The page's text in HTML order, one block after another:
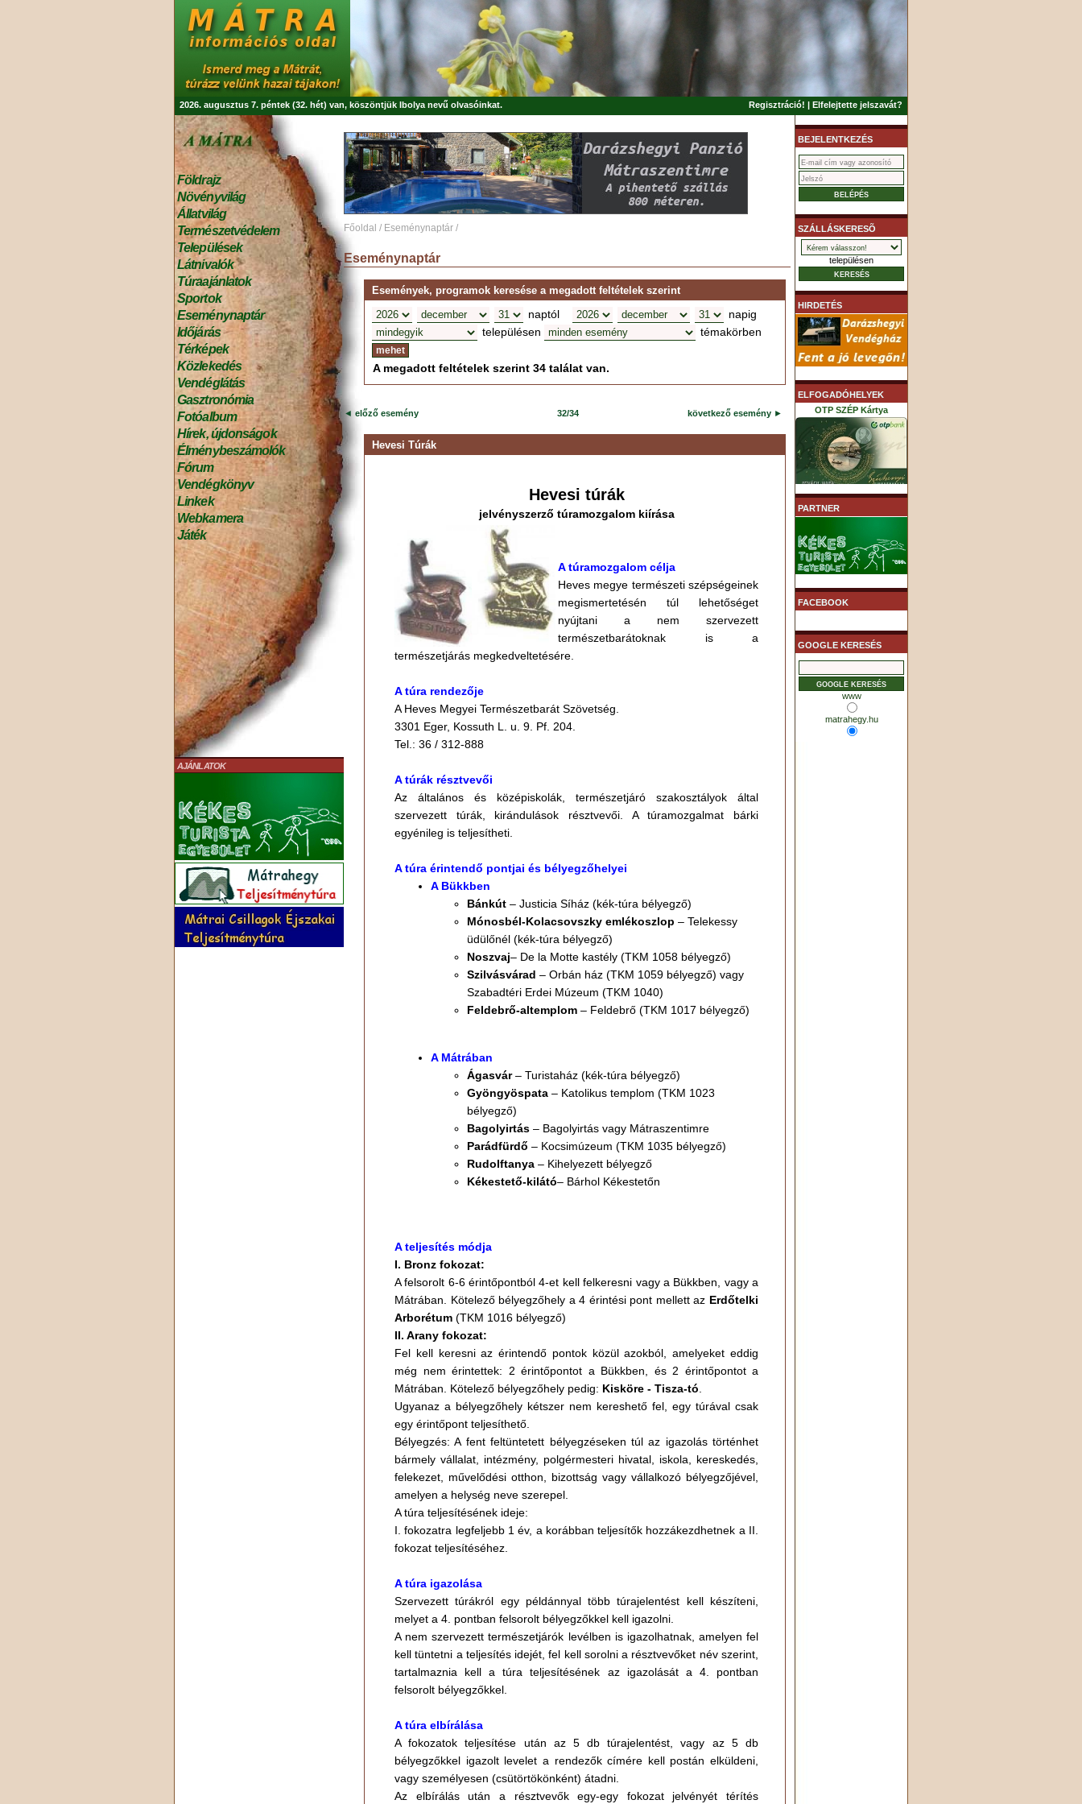
2026. augusztus 7. péntek (32. hét) van, köszöntjük Ibolya nevű olvasóinkat. Regisztráció! | Elfelejtette jelszavát?
Földrajz
Növényvilág
Állatvilág
Természetvédelem
Települések
Látnivalók
Túraajánlatok
Sportok
Eseménynaptár
Időjárás
Térképek
Közlekedés
Vendéglátás
Gasztronómia
Fotóalbum
Hírek, újdonságok
Élménybeszámolók
Fórum
Vendégkönyv
Linkek
Webkamera
Játék
AJÁNLATOK
Főoldal / Eseménynaptár /
Eseménynaptár
Események, programok keresése a megadott feltételek szerint
naptól
napig
településen
témakörben
A megadott feltételek szerint 34 találat van.
◄ előző esemény 32/34 következő esemény ►
Hevesi Túrák
Hevesi túrák
jelvényszerző túramozgalom kiírása
A túramozgalom célja
Heves megye természeti szépségeinek
megismertetésén túl lehetőséget
nyújtani a nem szervezett
természetbarátoknak is a
természetjárás megkedveltetésére.
A túra rendezője
A Heves Megyei Természetbarát Szövetség.
3301 Eger, Kossuth L. u. 9. Pf. 204.
Tel.: 36 / 312-888
A túrák résztvevői
Az általános és középiskolák, természetjáró szakosztályok által
szervezett túrák, kirándulások résztvevői. A túramozgalmat bárki
egyénileg is teljesítheti.
A túra érintendő pontjai és bélyegzőhelyei
A Bükkben
Bánkút – Justicia Síház (kék-túra bélyegző)
Mónosbél-Kolacsovszky emlékoszlop – Telekessy
üdülőnél (kék-túra bélyegző)
Noszvaj– De la Motte kastély (TKM 1058 bélyegző)
Szilvásvárad – Orbán ház (TKM 1059 bélyegző) vagy
Szabadtéri Erdei Múzeum (TKM 1040)
Feldebrő-altemplom – Feldebrő (TKM 1017 bélyegző)
A Mátrában
Ágasvár– Turistaház (kék-túra bélyegző)
Gyöngyöspata – Katolikus templom (TKM 1023
bélyegző)
Bagolyirtás – Bagolyirtás vagy Mátraszentimre
Parádfürdő – Kocsimúzeum (TKM 1035 bélyegző)
Rudolftanya – Kihelyezett bélyegző
Kékestető-kilátó– Bárhol Kékestetőn
A teljesítés módja
I. Bronz fokozat:
A felsorolt 6-6 érintőpontból 4-et kell felkeresni vagy a Bükkben, vagy a
Mátrában. Kötelező bélyegzőhely a 4 érintési pont mellett az Erdőtelki
Arborétum (TKM 1016 bélyegző)
II. Arany fokozat:
Fel kell keresni az érintendő pontok közül azokból, amelyeket eddig
még nem érintettek: 2 érintőpontot a Bükkben, és 2 érintőpontot a
Mátrában. Kötelező bélyegzőhely pedig: Kisköre - Tisza-tó
Ugyanaz a bélyegzőhely kétszer nem kereshető fel, egy túrával csak
egy érintőpont teljesíthető.
Bélyegzés: A fent feltüntetett bélyegzéseken túl az igazolás történhet
bármely vállalat, intézmény, polgérmesteri hivatal, iskola, kereskedés,
felekezet, művelődési otthon, bizottság vagy vállalkozó bélyegzőjével,
amelyen a helység neve szerepel.
A túra teljesítésének ideje:
I. fokozatra legfeljebb 1 év, a korábban teljesítők hozzákezdhetnek a II.
fokozat teljesítéséhez.
A túra igazolása
Szervezett túrákról egy példánnyal több túrajelentést kell készíteni,
melyet a 4. pontban felsorolt bélyegzőkkel kell igazolni.
A nem szervezett természetjárók levélben is igazolhatnak, amelyen fel
kell tüntetni a teljesítés idejét, fel kell sorolni a résztvevőket név szerint,
tartalmaznia kell a túra teljesítésének az igazolását a 4. pontban
felsorolt bélyegzőkkel.
A túra elbírálása
A fokozatok teljesítése után az 5 db túrajelentést, vagy az 5 db
bélyegzőkkel igazolt levelet a rendezők címére kell postán elküldeni,
vagy személyesen (csütörtökönként) átadni.
Az elbírálás után a résztvevők egy-egy fokozat jelvényét térítés
BEJELENTKEZÉS
SZÁLLÁSKERESÕ
településen
HIRDETÉS
ELFOGADÓHELYEK
OTP SZÉP Kártya
K&H SZÉP Kártya
PARTNER
FACEBOOK
GOOGLE KERESÉS
www
matrahegy.hu